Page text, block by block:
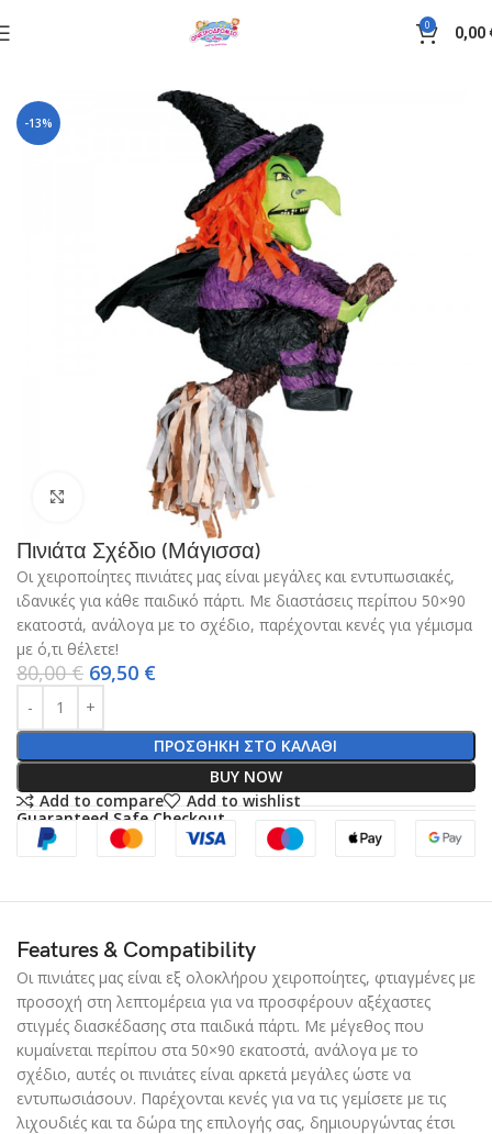
0 0,00
-13%
Click to enlarge
Πινιάτα Σχέδιο (Μάγισσα)
Οι χειροποίητες πινιάτες μας είναι μεγάλες και εντυπωσιακές,
ιδανικές για κάθε παιδικό πάρτι. Με διαστάσεις περίπου 50×90
εκατοστά, ανάλογα με το σχέδιο, παρέχονται κενές για γέμισμα
με ό,τι θέλετε!
80,00€ 69,50 €
ΠΡΟΣΘΉΚΗ ΣΤΟ ΚΑΛΆΘΙ
BUY NOW
Add to compare
Add to wishlist
Guaranteed Safe Checkout
Features & Compatibility
Οι πινιάτες μας είναι εξ ολοκλήρου χειροποίητες, φτιαγμένες με
προσοχή στη λεπτομέρεια για να προσφέρουν αξέχαστες
στιγμές διασκέδασης στα παιδικά πάρτι. Με μέγεθος που
κυμαίνεται περίπου στα 50×90 εκατοστά, ανάλογα με το
σχέδιο, αυτές οι πινιάτες είναι αρκετά μεγάλες ώστε να
εντυπωσιάσουν. Παρέχονται κενές για να τις γεμίσετε με τις
λιχουδιές και τα δώρα της επιλογής σας, δημιουργώντας έτσι